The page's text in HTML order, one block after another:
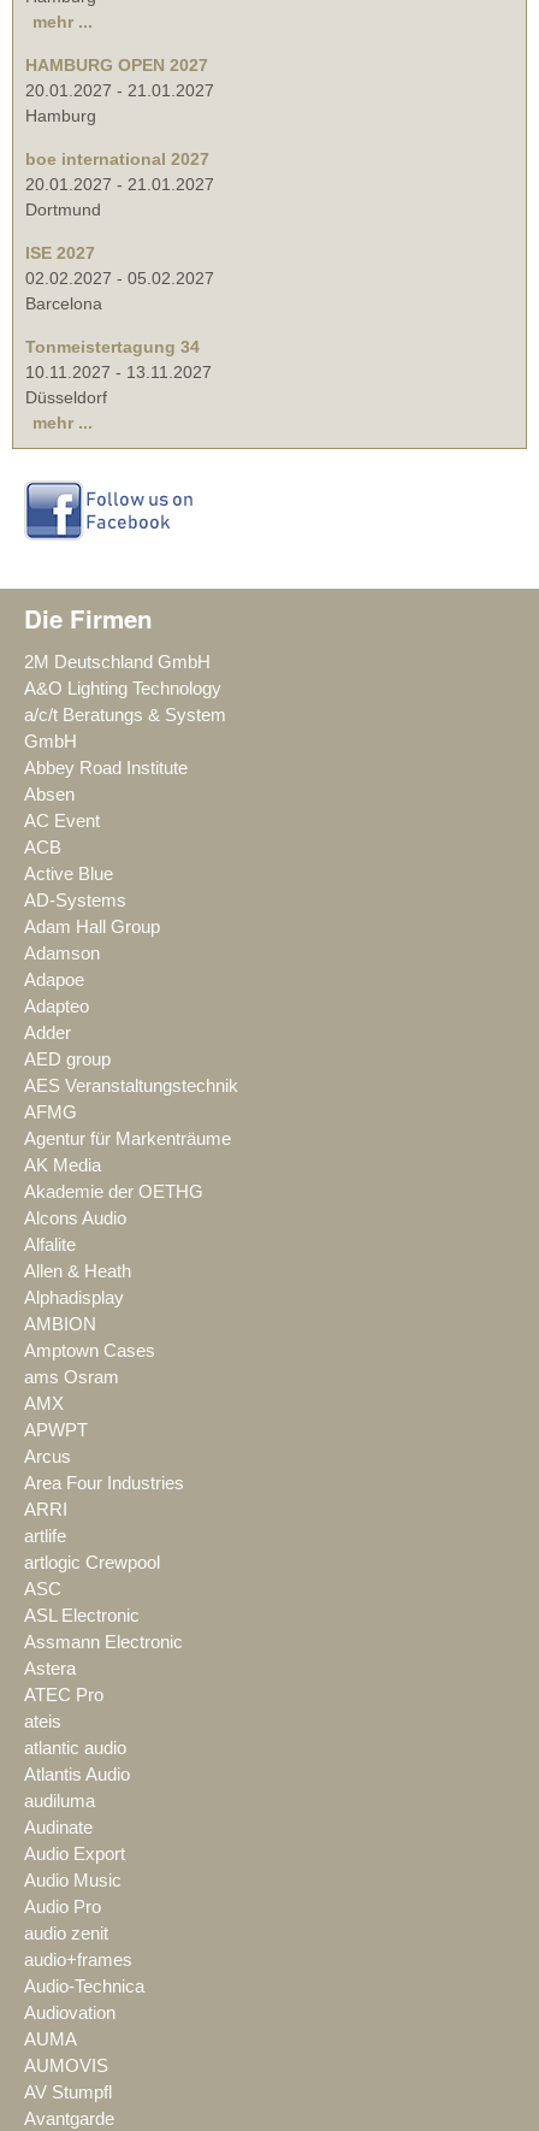
mehr ...
HAMBURG OPEN 2027
20.01.2027 - 21.01.2027
Hamburg
boe international 2027
20.01.2027 - 21.01.2027
Dortmund
ISE 2027
02.02.2027 - 05.02.2027
Barcelona
Tonmeistertagung 34
10.11.2027 - 13.11.2027
Düsseldorf
mehr ...
Die Firmen
2M Deutschland GmbH
A&O Lighting Technology
a/c/t Beratungs & System
GmbH
Abbey Road Institute
Absen
AC Event
ACB
Active Blue
AD-Systems
Adam Hall Group
Adamson
Adapoe
Adapteo
Adder
AED group
AES Veranstaltungstechnik
AFMG
Agentur für Markenträume
AK Media
Akademie der OETHG
Alcons Audio
Alfalite
Allen & Heath
Alphadisplay
AMBION
Amptown Cases
ams Osram
AMX
APWPT
Arcus
Area Four Industries
ARRI
artlife
artlogic Crewpool
ASC
ASL Electronic
Assmann Electronic
Astera
ATEC Pro
ateis
atlantic audio
Atlantis Audio
audiluma
Audinate
Audio Export
Audio Music
Audio Pro
audio zenit
audio+frames
Audio-Technica
Audiovation
AUMA
AUMOVIS
AV Stumpfl
Avantgarde